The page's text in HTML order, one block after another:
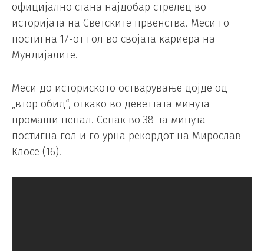
официјално стана најдобар стрелец во
историјата на Светските првенства. Меси го
постигна 17-от гол во својата кариера на
Мундијалите.
Меси до историското остварување дојде од
„втор обид“, откако во деветтата минута
промаши пенал. Сепак во 38-та минута
постигна гол и го урна рекордот на Мирослав
Клосе (16).